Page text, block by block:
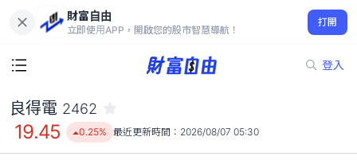
財富自由
立即使用APP，開啟您的股市智慧導航！
打開
登入
19.45
0.25%
良得電 2462
19.45 0.25% 最近更新時間： 2026/08/07 05:30